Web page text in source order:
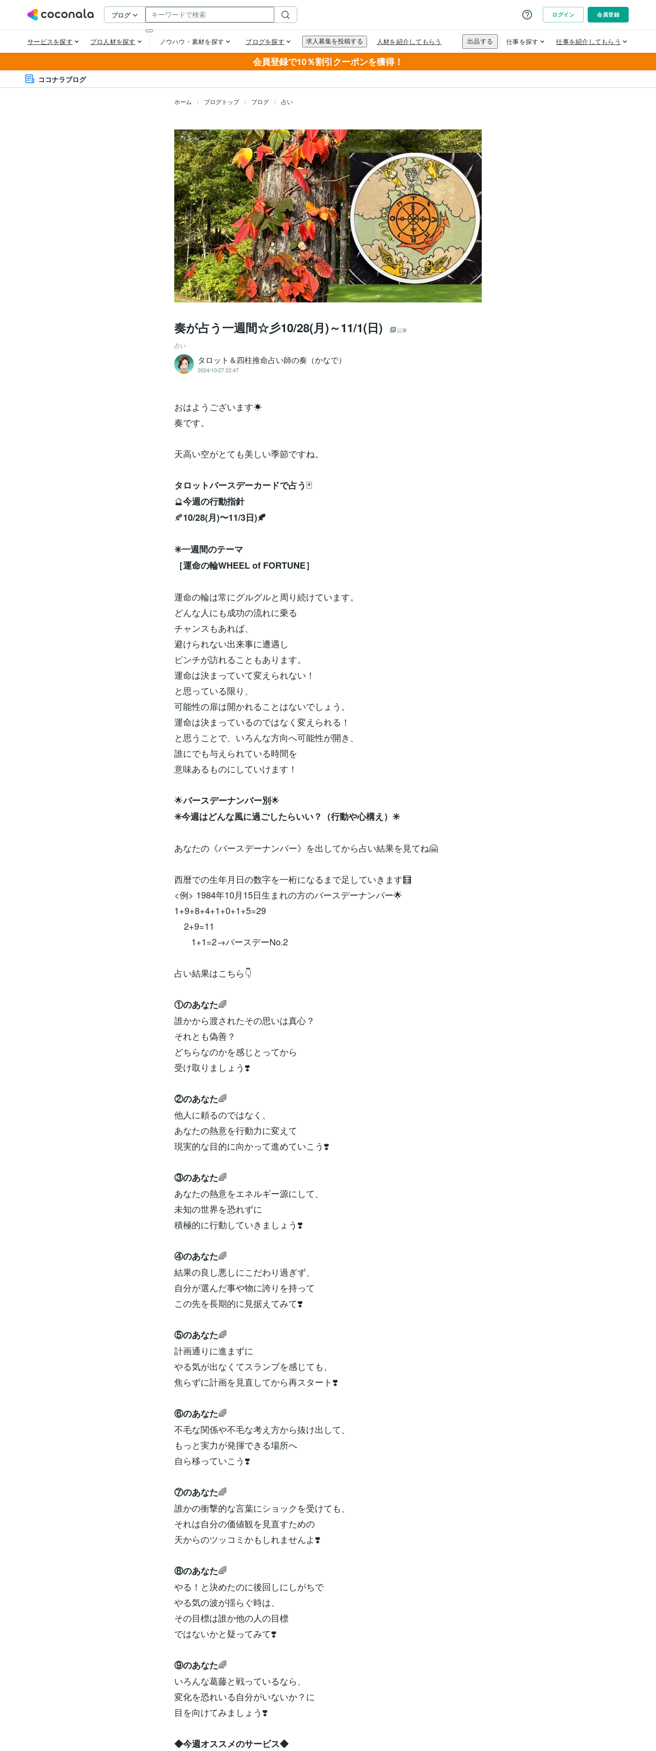
会員登録で10％割引クーポンを獲得！
ココナラブログ
ホーム ブログトップ ブログ 占い
奏が占う一週間☆彡10/28(月)～11/1(日) 記事
占い
タロット＆四柱推命占い師の奏（かなで）
2024/10/27 22:47
おはようございます☀
奏です。
天高い空がとても美しい季節ですね。
タロットバースデーカードで占う🃏
🔮今週の行動指針
🍂10/28(月)〜11/3日)🍂
✳️一週間のテーマ
［運命の輪WHEEL of FORTUNE］
運命の輪は常にグルグルと周り続けています。
どんな人にも成功の流れに乗る
チャンスもあれば、
避けられない出来事に遭遇し
ピンチが訪れることもあります。
運命は決まっていて変えられない！
と思っている限り、
可能性の扉は開かれることはないでしょう。
運命は決まっているのではなく変えられる！
と思うことで、いろんな方向へ可能性が開き、
誰にでも与えられている時間を
意味あるものにしていけます！
🌟バースデーナンバー別🌟
✳️今週はどんな風に過ごしたらいい？（行動や心構え）✳️
あなたの《バースデーナンバー》を出してから占い結果を見てね🤗
西暦での生年月日の数字を一桁になるまで足していきます🧮
<例> 1984年10月15日生まれの方のバースデーナンバー🌟
1+9+8+4+1+0+1+5=29
2+9=11
1+1=2→バースデーNo.2
占い結果はこちら👇
①のあなた🌈
誰かから渡されたその思いは真心？
それとも偽善？
どちらなのかを感じとってから
受け取りましょう❣️
②のあなた🌈
他人に頼るのではなく、
あなたの熱意を行動力に変えて
現実的な目的に向かって進めていこう❣️
③のあなた🌈
あなたの熱意をエネルギー源にして、
未知の世界を恐れずに
積極的に行動していきましょう❣️
④のあなた🌈
結果の良し悪しにこだわり過ぎず、
自分が選んだ事や物に誇りを持って
この先を長期的に見据えてみて❣️
⑤のあなた🌈
計画通りに進まずに
やる気が出なくてスランプを感じても、
焦らずに計画を見直してから再スタート❣️
⑥のあなた🌈
不毛な関係や不毛な考え方から抜け出して、
もっと実力が発揮できる場所へ
自ら移っていこう❣️
⑦のあなた🌈
誰かの衝撃的な言葉にショックを受けても、
それは自分の価値観を見直すための
天からのツッコミかもしれませんよ❣️
⑧のあなた🌈
やる！と決めたのに後回しにしがちで
やる気の波が揺らぐ時は、
その目標は誰か他の人の目標
ではないかと疑ってみて❣️
⑨のあなた🌈
いろんな葛藤と戦っているなら、
変化を恐れいる自分がいないか？に
目を向けてみましょう❣️
◆今週オススメのサービス◆